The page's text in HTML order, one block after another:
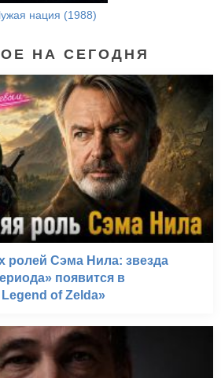
нация (1988)
НА СЕГОДНЯ
ролей Сэма Нила: звезда
появится в
of Zelda»